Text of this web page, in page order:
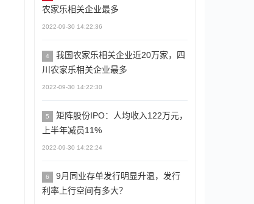
农家乐相关企业最多
2022-09-30 14:22:36
4
我国农家乐相关企业近20万家，四
川农家乐相关企业最多
2022-09-30 14:22:30
5
矩阵股份IPO：人均收入122万元，
上半年减员11%
2022-09-30 14:22:24
6
9月同业存单发行明显升温，发行
利率上行空间有多大？